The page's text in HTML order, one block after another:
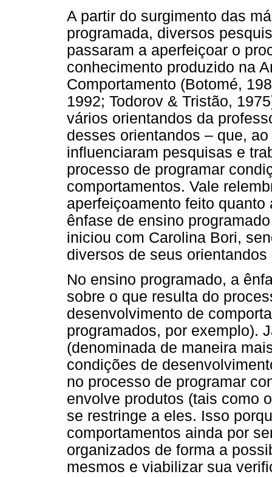
A partir do surgimento das
programada, diversos
passaram a aperfeiçoar o
conhecimento produzido na
Comportamento (Botomé,
1992; Todorov & Tristão,
vários orientandos da
desses orientandos – que,
influenciaram pesquisas e
processo de programar
comportamentos. Vale
aperfeiçoamento feito
ênfase de ensino
iniciou com Carolina Bori,
diversos de seus
No ensino programado, a
sobre o que resulta do
desenvolvimento de
programados, por exemplo).
(denominada de maneira
condições de
no processo de programar
envolve produtos (tais como
se restringe a eles. Isso
comportamentos ainda por
organizados de forma a
mesmos e viabilizar sua